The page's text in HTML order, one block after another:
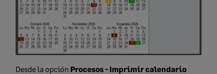
Desde la opción Procesos - Imprimir calendario